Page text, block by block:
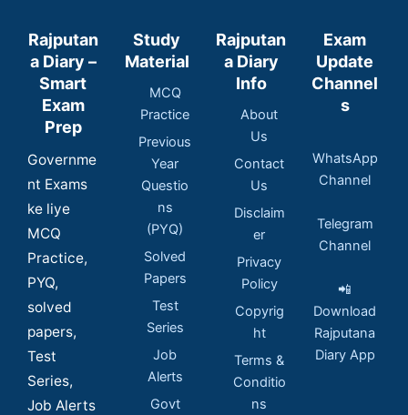
Rajputan
a Diary –
Smart
Exam
Prep
Governme
nt Exams
ke liye
MCQ
Practice,
PYQ,
solved
papers,
Test
Series,
Job Alerts
Study
Material
MCQ
Practice
Previous
Year
Questio
ns
(PYQ)
Solved
Papers
Test
Series
Job
Alerts
Govt
Rajputan
a Diary
Info
About
Us
Contact
Us
Disclaim
er
Privacy
Policy
Copyrig
ht
Terms &
Conditio
ns
Exam
Update
Channel
s
WhatsApp
Channel
Telegram
Channel
📲
Download
Rajputana
Diary App